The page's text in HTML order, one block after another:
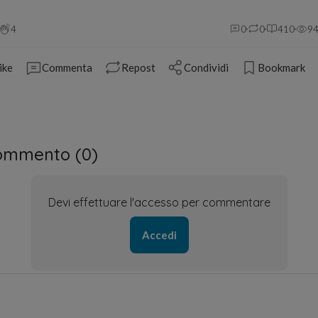
4 0 0 410
Commenta Repost Condividi Bookmark
(0)
Devi effettuare l'accesso per commentare
Accedi